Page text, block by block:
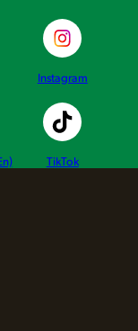
Instagram
TikTok